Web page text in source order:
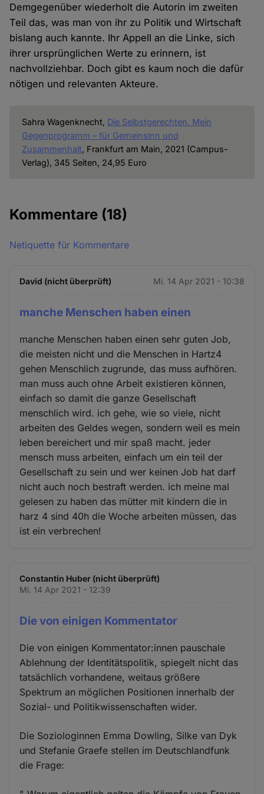
Demgegenüber wiederholt die Autorin im zweiten
Teil das, was man von ihr zu Politik und Wirtschaft
bislang auch kannte. Ihr Appell an die Linke, sich
ihrer ursprünglichen Werte zu erinnern, ist
nachvollziehbar. Doch gibt es kaum noch die dafür
nötigen und relevanten Akteure.
Sahra Wagenknecht, Die Selbstgerechten. Mein
Gegenprogramm – für Gemeinsinn und
Zusammenhalt, Frankfurt am Main, 2021 (Campus-
Verlag), 345 Seiten, 24,95 Euro
Kommentare (18)
Netiquette für Kommentare
David (nicht überprüft) Mi. 14 Apr 2021 - 10:38
manche Menschen haben einen
manche Menschen haben einen sehr guten Job,
die meisten nicht und die Menschen in Hartz4
gehen Menschlich zugrunde, das muss aufhören.
man muss auch ohne Arbeit existieren können,
einfach so damit die ganze Gesellschaft
menschlich wird. ich gehe, wie so viele, nicht
arbeiten des Geldes wegen, sondern weil es mein
leben bereichert und mir spaß macht. jeder
mensch muss arbeiten, einfach um ein teil der
Gesellschaft zu sein und wer keinen Job hat darf
nicht auch noch bestraft werden. ich meine mal
gelesen zu haben das mütter mit kindern die in
harz 4 sind 40h die Woche arbeiten müssen, das
ist ein verbrechen!
Constantin Huber (nicht überprüft)
Mi. 14 Apr 2021 - 12:39
Die von einigen Kommentator
Die von einigen Kommentator:innen pauschale
Ablehnung der Identitätspolitik, spiegelt nicht das
tatsächlich vorhandene, weitaus größere
Spektrum an möglichen Positionen innerhalb der
Sozial- und Politikwissenschaften wider.
Die Soziologinnen Emma Dowling, Silke van Dyk
und Stefanie Graefe stellen im Deutschlandfunk
die Frage: